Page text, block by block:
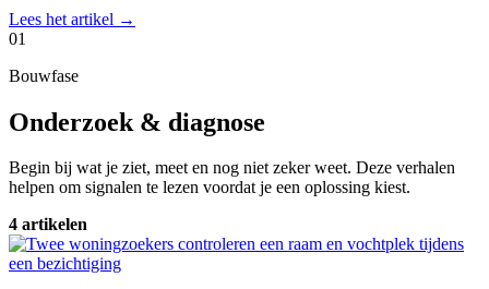
Lees het artikel →
01
Bouwfase
Onderzoek & diagnose
Begin bij wat je ziet, meet en nog niet zeker weet. Deze verhalen
helpen om signalen te lezen voordat je een oplossing kiest.
4 artikelen